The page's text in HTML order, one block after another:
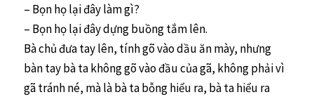
– Bọn họ lại đây làm gì?
– Bọn họ lại đây dựng buồng tắm lên.
Bà chủ đưa tay lên, tính gõ vào dầu ăn mày, nhưng
bàn tay bà ta không gõ vào đầu của gã, không phải vì
gã tránh né, mà là bà ta bỗng hiểu ra, bà ta hiểu ra